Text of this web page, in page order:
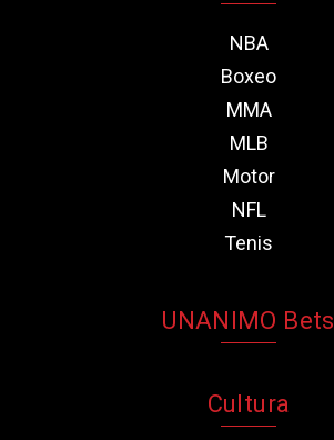
NBA
Boxeo
MMA
MLB
Motor
NFL
Tenis
UNANIMO Bets
Cultura